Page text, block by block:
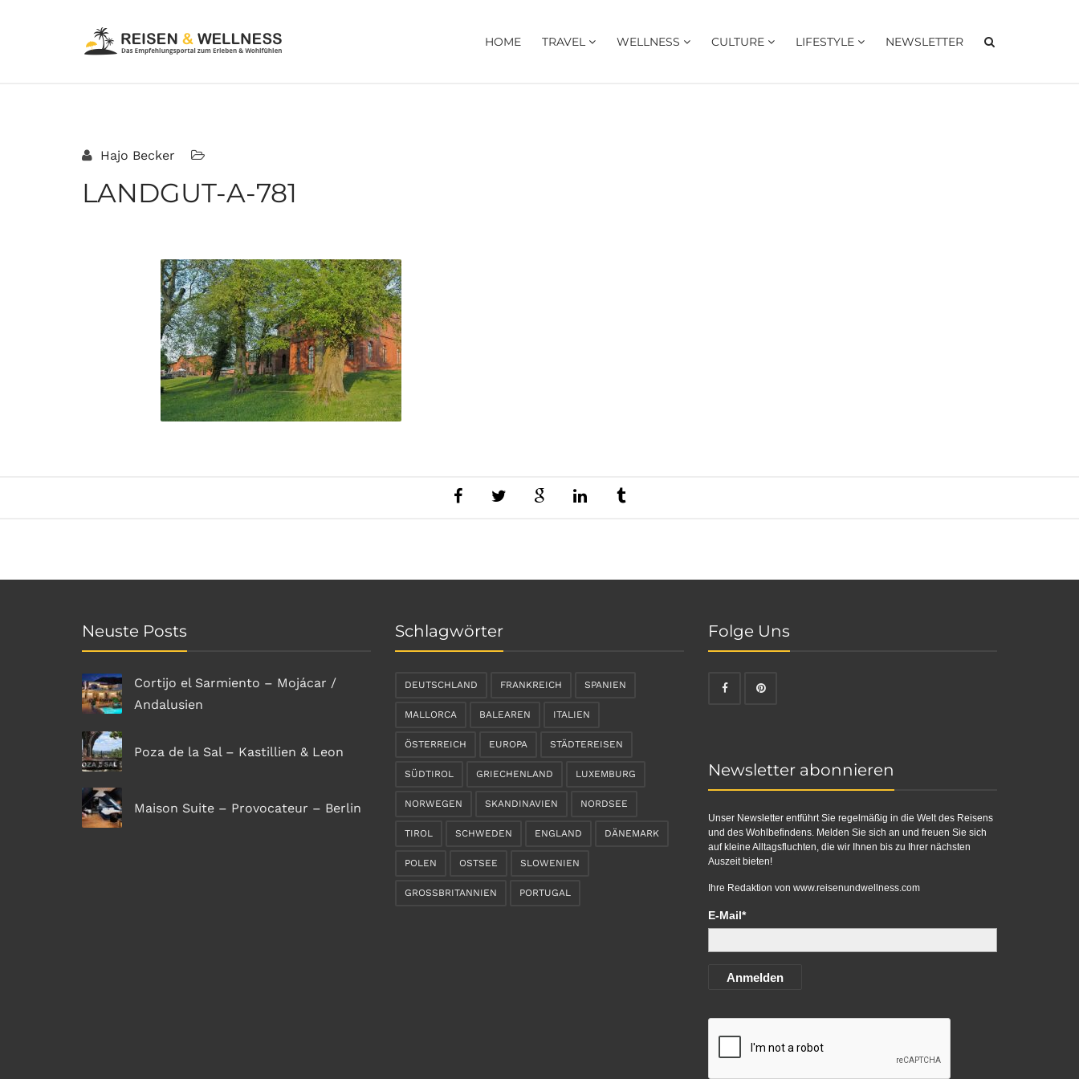
HOME TRAVEL WELLNESS CULTURE LIFESTYLE NEWSLETTER
Hajo Becker
LANDGUT-A-781
Neuste Posts
Cortijo el Sarmiento – Mojácar /
Andalusien
Poza de la Sal – Kastillien & Leon
Maison Suite – Provocateur – Berlin
Schlagwörter
DEUTSCHLAND FRANKREICH SPANIEN
MALLORCA BALEAREN ITALIEN
ÖSTERREICH EUROPA STÄDTEREISEN
SÜDTIROL GRIECHENLAND LUXEMBURG
NORWEGEN SKANDINAVIEN NORDSEE
TIROL SCHWEDEN ENGLAND DÄNEMARK
POLEN OSTSEE SLOWENIEN
GROSSBRITANNIEN PORTUGAL
Folge Uns
Newsletter abonnieren
Unser Newsletter entführt Sie regelmäßig in die Welt des Reisens
und des Wohlbefindens. Melden Sie sich an und freuen Sie sich
auf kleine Alltagsfluchten, die wir Ihnen bis zu Ihrer nächsten
Auszeit bieten!
Ihre Redaktion von www.reisenundwellness.com
E-Mail*
Anmelden